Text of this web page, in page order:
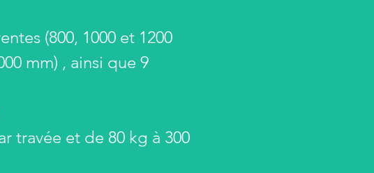
(800, 1000 et 1200
mm) , ainsi que 9
travée et de 80 kg à 300